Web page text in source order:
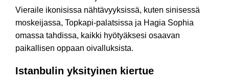
Vieraile ikonisissa nähtävyyksissä, kuten sinisessä
moskeijassa, Topkapi-palatsissa ja Hagia Sophia
omassa tahdissa, kaikki hyötyäksesi osaavan
paikallisen oppaan oivalluksista.
Istanbulin yksityinen kiertue